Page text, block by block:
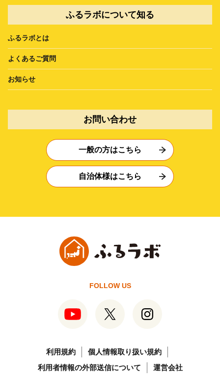
ふるラボについて知る
ふるラボとは
よくあるご質問
お知らせ
お問い合わせ
一般の方はこちら
自治体様はこちら
FOLLOW US
利用規約
個人情報取り扱い規約
利用者情報の外部送信について
運営会社